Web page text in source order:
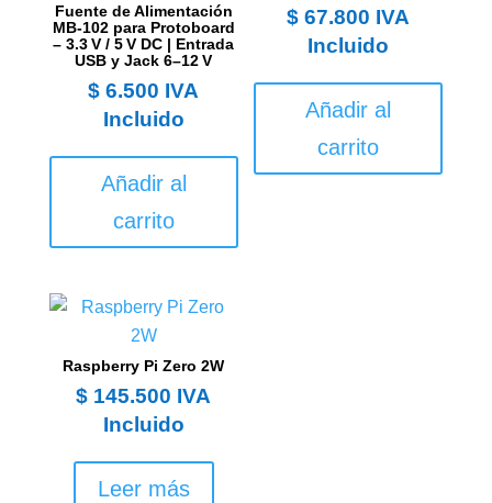
Fuente de Alimentación
MB-102 para Protoboard
– 3.3 V / 5 V DC | Entrada
USB y Jack 6–12 V
$ 6.500 IVA
Incluido
Añadir al
carrito
$ 67.800 IVA
Incluido
Añadir al
carrito
Raspberry Pi Zero 2W
$ 145.500 IVA
Incluido
Leer más